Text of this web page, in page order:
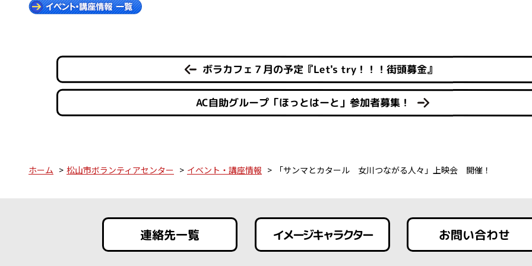
ボラカフェ７月の予定『Let's try！！！街頭募金』
AC自助グループ「ほっとはーと」参加者募集！
ホーム 松山市ボランティアセンター イベント・講座情報 「サンマとカタール 女川つながる人々」上映会 開催！
連絡先一覧 イメージキャラクター お問い合わせ